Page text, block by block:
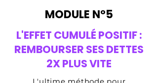
MODULE N°5
L'EFFET CUMULÉ POSITIF :
REMBOURSER SES DETTES
2X PLUS VITE